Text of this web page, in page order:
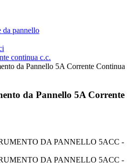
da pannello
continua c.c.
da Pannello 5A Corrente Continua
da Pannello 5A Corrente